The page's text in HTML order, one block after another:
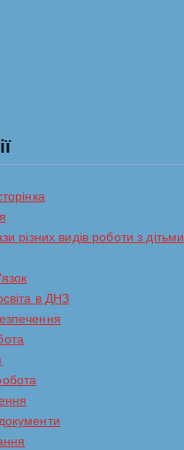
в
різних видів роботи з дітьми
в ДНЗ